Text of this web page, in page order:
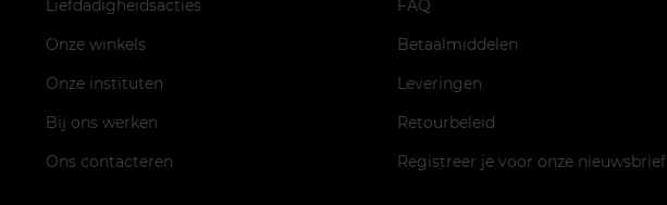
Liefdadigheidsacties
Onze winkels
Onze instituten
Bij ons werken
Ons contacteren
FAQ
Betaalmiddelen
Leveringen
Retourbeleid
Registreer je voor onze nieuwsbrief